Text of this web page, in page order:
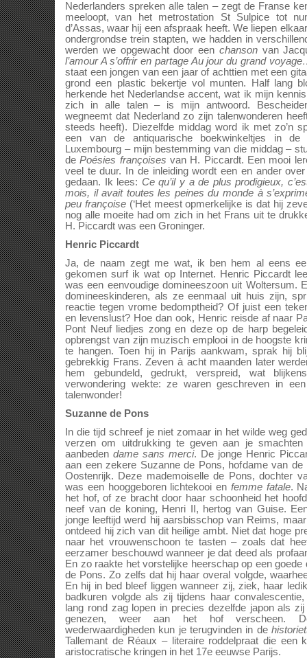
Nederlanders spreken alle talen – zegt de Franse
meeloopt, van het metrostation St Sulpice tot
d’Assas, waar hij een afspraak heeft. We liepen
ondergrondse trein stapten, we hadden in
werden we opgewacht door een chansonvan
l’amour A s’offrir en partage Au jour du grand
staat een jongen van een jaar of achttien met een
grond een plastic bekertje vol munten. Half lang
herkende het Nederlandse accent, wat ik mijn kennis
zich in alle talen – is mijn antwoord.
wegneemt dat Nederland zo zijn talenwonderen
steeds heeft). Diezelfde middag word ik met zo’n
een van de antiquarische boekwinkeltjes in
Luxembourg – mijn bestemming van die middag –
dePoésies françoises van H. Piccardt. Een mooi
veel te duur. In de inleiding wordt een en ander
gedaan. Ik lees: Ce qu’il y a de plus prodigieux,
mois, il avait toutes les peines du monde à
peu françoise(‘Het meest opmerkelijke is dat hij
nog alle moeite had om zich in het Frans uit te
H. Piccardt was een Groninger.
Henric Piccardt
Ja, de naam zegt me wat, ik ben hem al eens
gekomen surf ik wat op Internet. Henric Piccardt
was een eenvoudige domineeszoon uit Woltersum.
domineeskinderen, als ze eenmaal uit huis zijn,
reactie tegen vrome bedomptheid? Of juist een
en levenslust? Hoe dan ook, Henric reisde af naar
Pont Neuf liedjes zong en deze op de harp
opbrengst van zijn muzisch emplooi in de hoogste
te hangen. Toen hij in Parijs aankwam, sprak hij
gebrekkig Frans. Zeven à acht maanden later
hem gebundeld, gedrukt, verspreid, wat
verwondering wekte: ze waren geschreven in
talenwonder!
Suzanne de Pons
In die tijd schreef je niet zomaar in het wilde weg
verzen om uitdrukking te geven aan je
aanbeden dame sans merci. De jonge Henric
aan een zekere Suzanne de Pons, hofdame van de
Oostenrijk. Deze mademoiselle de Pons, dochter
was een hooggeboren lichtekooi en femme fatale.
het hof, of ze bracht door haar schoonheid het
neef van de koning, Henri II, hertog van Guise.
jonge leeftijd werd hij aarsbisschop van Reims,
ontdeed hij zich van dit heilige ambt. Niet dat hoge
naar het vrouwenschoon te tasten – zoals dat
eerzamer beschouwd wanneer je dat deed als
En zo raakte het vorstelijke heerschap op een
de Pons. Zo zelfs dat hij haar overal volgde,
En hij in bed bleef liggen wanneer zij, ziek, haar
badkuren volgde als zij tijdens haar
lang rond zag lopen in precies dezelfde japon als
genezen, weer aan het hof verscheen.
wederwaardigheden kun je terugvinden in de
Tallemant de Réaux – literaire roddelpraat die een
aristocratische kringen in het 17e eeuwse Parijs.